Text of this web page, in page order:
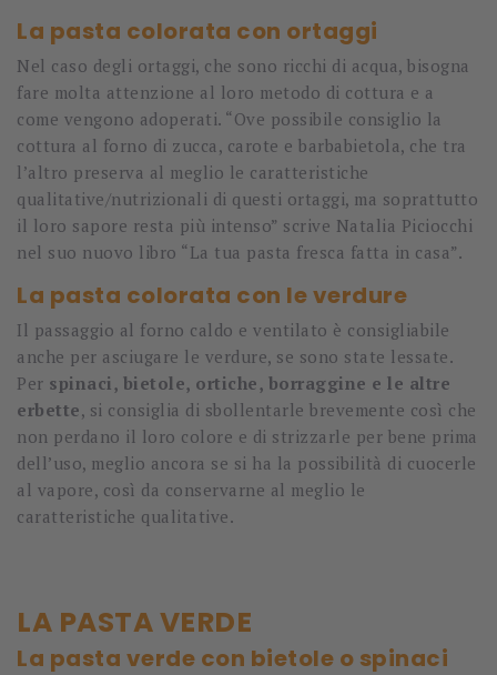
La pasta colorata con ortaggi
Nel caso degli ortaggi, che sono ricchi di acqua, bisogna
fare molta attenzione al loro metodo di cottura e a
come vengono adoperati. “Ove possibile consiglio la
cottura al forno di zucca, carote e barbabietola, che tra
l’altro preserva al meglio le caratteristiche
qualitative/nutrizionali di questi ortaggi, ma soprattutto
il loro sapore resta più intenso” scrive Natalia Piciocchi
nel suo nuovo libro “La tua pasta fresca fatta in casa”.
La pasta colorata con le verdure
Il passaggio al forno caldo e ventilato è consigliabile
anche per asciugare le verdure, se sono state lessate.
Per spinaci, bietole, ortiche, borraggine e le altre
erbette, si consiglia di sbollentarle brevemente così che
non perdano il loro colore e di strizzarle per bene prima
dell’uso, meglio ancora se si ha la possibilità di cuocerle
al vapore, così da conservarne al meglio le
caratteristiche qualitative.
LA PASTA VERDE
La pasta verde con bietole o spinaci